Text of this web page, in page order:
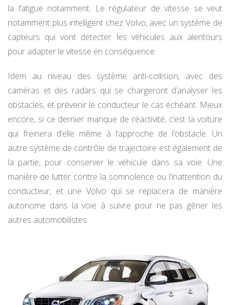
la fatigue notamment. Le régulateur de vitesse se veut
notamment plus intelligent chez Volvo, avec un système de
capteurs qui vont détecter les véhicules aux alentours
pour adapter le vitesse en conséquence.
Idem au niveau des système anti-collision, avec des
caméras et des radars qui se chargeront d’analyser les
obstacles, et prévenir le conducteur le cas échéant. Mieux
encore, si ce dernier manque de réactivité, c’est la voiture
qui freinera d’elle même à l’approche de l’obstacle. Un
autre système de contrôle de trajectoire est également de
la partie, pour conserver le véhicule dans sa voie. Une
manière de lutter contre la somnolence ou l’inattention du
conducteur, et une Volvo qui se replacera de manière
autonome dans la voie à suivre pour ne pas gêner les
autres automobilistes.